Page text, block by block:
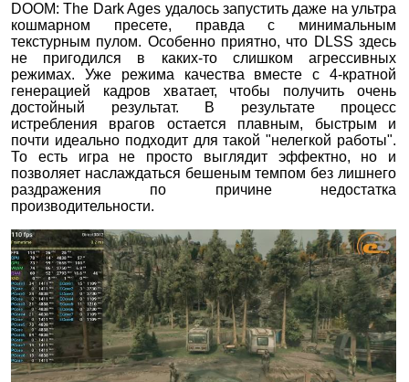
DOOM: The Dark Ages удалось запустить даже на ультра
кошмарном пресете, правда с минимальным
текстурным пулом. Особенно приятно, что DLSS здесь
не пригодился в каких-то слишком агрессивных
режимах. Уже режима качества вместе с 4-кратной
генерацией кадров хватает, чтобы получить очень
достойный результат. В результате процесс
истребления врагов остается плавным, быстрым и
почти идеально подходит для такой "нелегкой работы".
То есть игра не просто выглядит эффектно, но и
позволяет наслаждаться бешеным темпом без лишнего
раздражения по причине недостатка
производительности.